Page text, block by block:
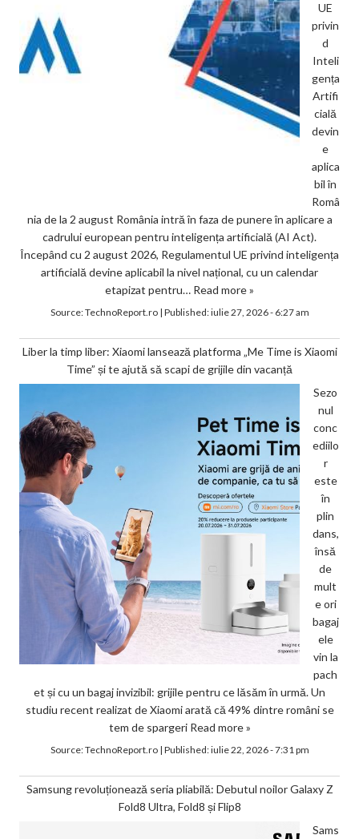
UE
privin
d
Inteli
gența
Artifi
cială
devin
e
aplica
bil în
Româ
nia de la 2 august România intră în faza de punere în aplicare a
cadrului european pentru inteligența artificială (AI Act).
Începând cu 2 august 2026, Regulamentul UE privind inteligența
artificială devine aplicabil la nivel național, cu un calendar
etapizat pentru… Read more »
Source:TechnoReport.ro| Published:iulie 27, 2026 - 6:27 am
Liber la timp liber: Xiaomi lansează platforma „Me Time is Xiaomi
Time” și te ajută să scapi de grijile din vacanță
Sezo
nul
conc
ediilo
r
este
în
plin
dans,
însă
de
mult
e ori
bagaj
ele
vin la
pach
et și cu un bagaj invizibil: grijile pentru ce lăsăm în urmă. Un
studiu recent realizat de Xiaomi arată că 49% dintre români se
tem de spargeri Read more »
Source:TechnoReport.ro| Published:iulie 22, 2026 - 7:31 pm
Samsung revoluționează seria pliabilă: Debutul noilor Galaxy Z
Fold8 Ultra, Fold8 și Flip8
Sams